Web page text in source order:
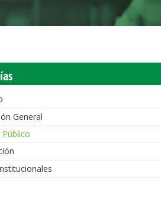
General